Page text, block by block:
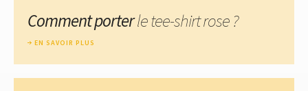
Comment porterle tee-shirt rose ?
EN SAVOIR PLUS